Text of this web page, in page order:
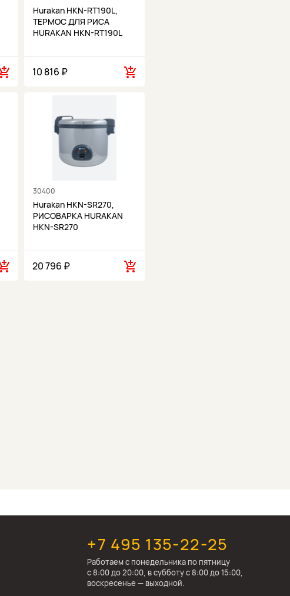
Hurakan HKN-RT190L,
ТЕРМОС ДЛЯ РИСА
HURAKAN HKN-RT190L
10 816 ₽
30400
Hurakan HKN-SR270,
РИСОВАРКА HURAKAN
HKN-SR270
20 796 ₽
+7 495 135-22-25
Работаем c понедельника по пятницу
с 8:00 до 20:00, в субботу с 8:00 до 15:00,
воскресенье — выходной.